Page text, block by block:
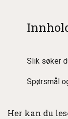
Slik søker
Spørsmål
Her kan du